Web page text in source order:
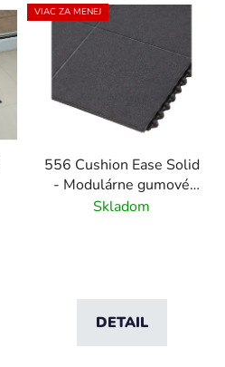
VIAC ZA MENEJ
556 Cushion Ease Solid
- Modulárne gumové
dlaždice pre ťažkú
Skladom
DETAIL